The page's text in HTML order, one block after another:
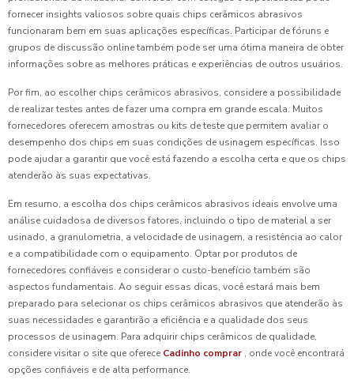
fornecer insights valiosos sobre quais chips cerâmicos abrasivos
funcionaram bem em suas aplicações específicas. Participar de fóruns e
grupos de discussão online também pode ser uma ótima maneira de obter
informações sobre as melhores práticas e experiências de outros usuários.
Por fim, ao escolher chips cerâmicos abrasivos, considere a possibilidade
de realizar testes antes de fazer uma compra em grande escala. Muitos
fornecedores oferecem amostras ou kits de teste que permitem avaliar o
desempenho dos chips em suas condições de usinagem específicas. Isso
pode ajudar a garantir que você está fazendo a escolha certa e que os chips
atenderão às suas expectativas.
Em resumo, a escolha dos chips cerâmicos abrasivos ideais envolve uma
análise cuidadosa de diversos fatores, incluindo o tipo de material a ser
usinado, a granulometria, a velocidade de usinagem, a resistência ao calor
e a compatibilidade com o equipamento. Optar por produtos de
fornecedores confiáveis e considerar o custo-benefício também são
aspectos fundamentais. Ao seguir essas dicas, você estará mais bem
preparado para selecionar os chips cerâmicos abrasivos que atenderão às
suas necessidades e garantirão a eficiência e a qualidade dos seus
processos de usinagem. Para adquirir chips cerâmicos de qualidade,
considere visitar o site que oferece Cadinho comprar , onde você encontrará
opções confiáveis e de alta performance.